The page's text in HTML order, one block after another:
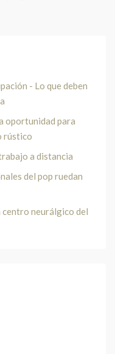
- Lo que deben
oportunidad para
rústico
a distancia
del pop ruedan
neurálgico del